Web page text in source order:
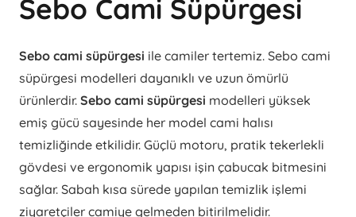
Sebo Cami Süpürgesi
Sebo cami süpürgesi ile camiler tertemiz. Sebo cami
süpürgesi modelleri dayanıklı ve uzun ömürlü
ürünlerdir. Sebo cami süpürgesi modelleri yüksek
emiş gücü sayesinde her model cami halısı
temizliğinde etkilidir. Güçlü motoru, pratik tekerlekli
gövdesi ve ergonomik yapısı işin çabucak bitmesini
sağlar. Sabah kısa sürede yapılan temizlik işlemi
ziyaretçiler camiye gelmeden bitirilmelidir.